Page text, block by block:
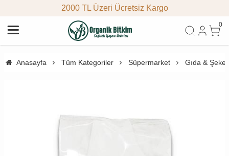
2000 TL Üzeri Ücretsiz Kargo
0
Anasayfa Tüm Kategoriler Süpermarket Gıda &